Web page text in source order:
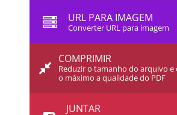
URL PARA IMAGEM
Converter URL para imagem
COMPRIMIR
Reduzir o tamanho do arquivo
o máximo a qualidade do PDF
JUNTAR